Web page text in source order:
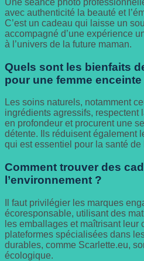
avec authenticité la beauté et
C’est un cadeau qui laisse un
accompagné d’une expérience
à l’univers de la future maman.
Quels sont les bienfaits
pour une femme enceinte
Les soins naturels, notamment
ingrédients agressifs, respectent
en profondeur et procurent une
détente. Ils réduisent également
qui est essentiel pour la santé de
Comment trouver des
l’environnement ?
Il faut privilégier les marques
écoresponsable, utilisant des
les emballages et maîtrisant leur
plateformes spécialisées dans
durables, comme Scarlette.eu,
écologique.